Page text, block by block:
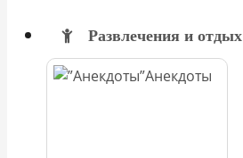
Развлечения и отдых
Анекдоты